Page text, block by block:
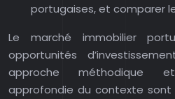
portugaises, et comparer
Le marché immobilier
opportunités
approche méthodique
approfondie du contexte sont